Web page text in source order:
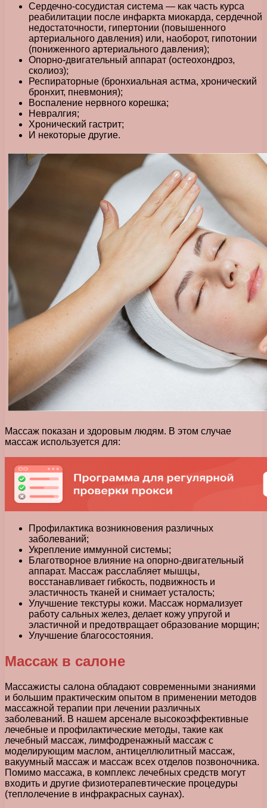
Сердечно-сосудистая система — как часть курса
реабилитации после инфаркта миокарда, сердечной
недостаточности, гипертонии (повышенного
артериального давления) или, наоборот, гипотонии
(пониженного артериального давления);
Опорно-двигательный аппарат (остеохондроз,
сколиоз);
Респираторные (бронхиальная астма, хронический
бронхит, пневмония);
Воспаление нервного корешка;
Невралгия;
Хронический гастрит;
И некоторые другие.
Массаж показан и здоровым людям. В этом случае
массаж используется для:
Профилактика возникновения различных
заболеваний;
Укрепление иммунной системы;
Благотворное влияние на опорно-двигательный
аппарат. Массаж расслабляет мышцы,
восстанавливает гибкость, подвижность и
эластичность тканей и снимает усталость;
Улучшение текстуры кожи. Массаж нормализует
работу сальных желез, делает кожу упругой и
эластичной и предотвращает образование морщин;
Улучшение благосостояния.
Массаж в салоне
Массажисты салона обладают современными знаниями
и большим практическим опытом в применении методов
массажной терапии при лечении различных
заболеваний. В нашем арсенале высокоэффективные
лечебные и профилактические методы, такие как
лечебный массаж, лимфодренажный массаж с
моделирующим маслом, антицеллюлитный массаж,
вакуумный массаж и массаж всех отделов позвоночника.
Помимо массажа, в комплекс лечебных средств могут
входить и другие физиотерапевтические процедуры
(теплолечение в инфракрасных саунах).